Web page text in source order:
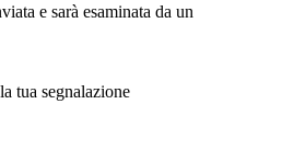
e sarà esaminata da un
tua segnalazione